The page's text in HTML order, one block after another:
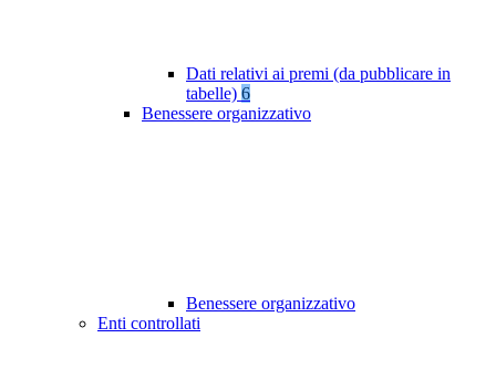
Dati relativi ai premi (da pubblicare in
tabelle) 6
Benessere organizzativo
Benessere organizzativo
Enti controllati